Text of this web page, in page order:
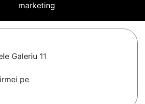
marketing
Galeriu 11
pe